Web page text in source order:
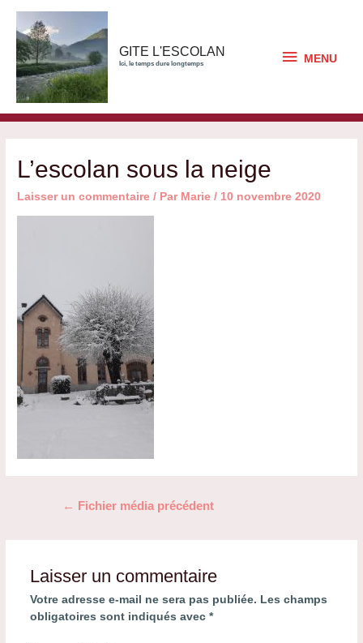
contenu
GITE L'ESCOLAN
Ici, le temps dure longtemps MENU
MENU
L’escolan sous la neige
Laisser un commentaire / Par Marie/ 10 novembre 2020
Navigation
← Fichier média précédent
Laisser un commentaire
Votre adresse e-mail ne sera pas publiée. Les champs
obligatoires sont indiqués avec *